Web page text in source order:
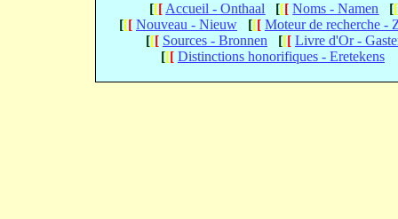
[[[ Accueil - Onthaal [[[ Noms - Namen [[
[[[ Nouveau - Nieuw [[[ Moteur de recherche -
[[[ Sources - Bronnen [[[ Livre d'Or -
[[[ Distinctions honorifiques - Eretekens